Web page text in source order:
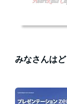
みなさんは